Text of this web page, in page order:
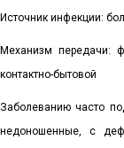
Источник инфекции:
Механизм передачи:
контактно-бытовой
Заболеванию часто
недоношенные, с